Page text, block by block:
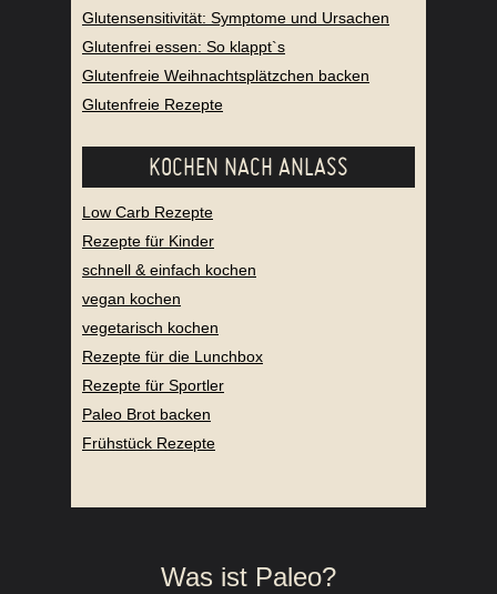
Glutensensitivität: Symptome und Ursachen
Glutenfrei essen: So klappt`s
Glutenfreie Weihnachtsplätzchen backen
Glutenfreie Rezepte
KOCHEN NACH ANLASS
Low Carb Rezepte
Rezepte für Kinder
schnell & einfach kochen
vegan kochen
vegetarisch kochen
Rezepte für die Lunchbox
Rezepte für Sportler
Paleo Brot backen
Frühstück Rezepte
Was ist Paleo?